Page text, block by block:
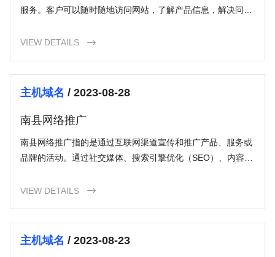
服务。客户可以随时随地访问网站，了解产品信息，解决问题
户并实现销售增长至关重要。
VIEW DETAILS 
主机域名/ 2023-08-28
南县网络推广
南县网络推广指的是通过互联网渠道宣传和推广产品、服务或
品牌的活动。通过社交媒体、搜索引擎优化（SEO）、内容营
取行动，实现销售目标。
VIEW DETAILS 
主机域名/ 2023-08-23